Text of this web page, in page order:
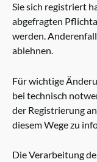
Sie sich registriert
abgefragten
werden.
ablehnen.
Für wichtige
bei technisch
der Registrierung
diesem Wege zu
Die Verarbeitung